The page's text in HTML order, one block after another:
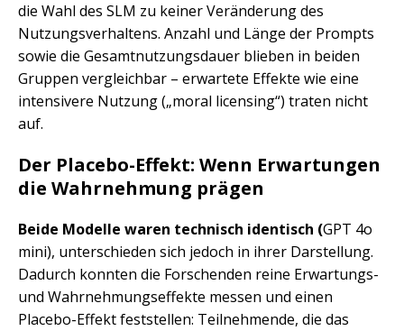
die Wahl des SLM zu keiner Veränderung des
Nutzungsverhaltens. Anzahl und Länge der Prompts
sowie die Gesamtnutzungsdauer blieben in beiden
Gruppen vergleichbar – erwartete Effekte wie eine
intensivere Nutzung („moral licensing“) traten nicht
auf.
Der Placebo-Effekt: Wenn Erwartungen
die Wahrnehmung prägen
Beide Modelle waren technisch identisch (GPT 4o
mini), unterschieden sich jedoch in ihrer Darstellung.
Dadurch konnten die Forschenden reine Erwartungs-
und Wahrnehmungseffekte messen und einen
Placebo-Effekt feststellen: Teilnehmende, die das